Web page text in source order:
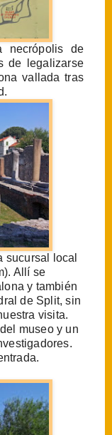
necrópolis de
de legalizarse
vallada tras
sucursal local
Allí se
y también
de Split, sin
visita.
museo y un